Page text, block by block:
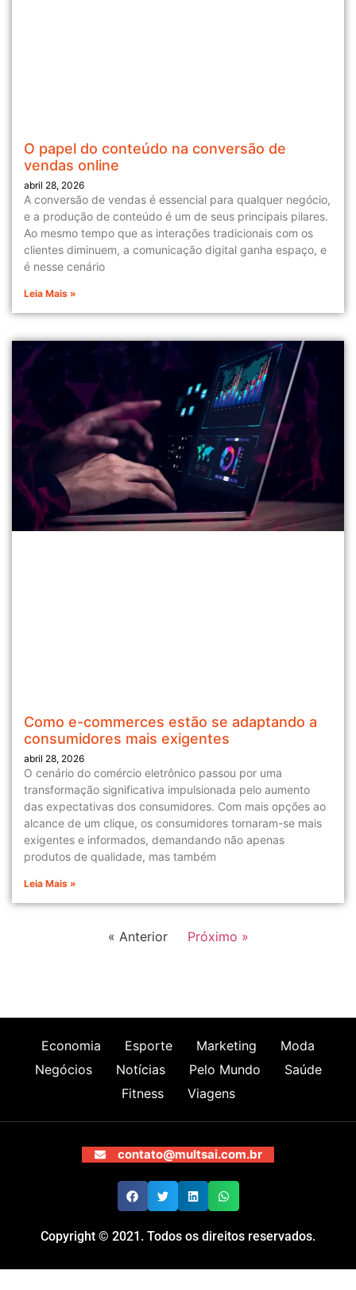
O papel do conteúdo na conversão de
vendas online
abril 28, 2026
A conversão de vendas é essencial para qualquer negócio,
e a produção de conteúdo é um de seus principais pilares.
Ao mesmo tempo que as interações tradicionais com os
clientes diminuem, a comunicação digital ganha espaço, e
é nesse cenário
Leia Mais »
Como e-commerces estão se adaptando a
consumidores mais exigentes
abril 28, 2026
O cenário do comércio eletrônico passou por uma
transformação significativa impulsionada pelo aumento
das expectativas dos consumidores. Com mais opções ao
alcance de um clique, os consumidores tornaram-se mais
exigentes e informados, demandando não apenas
produtos de qualidade, mas também
Leia Mais »
« Anterior Próximo »
Economia Esporte Marketing
Moda
Negócios
Notícias Pelo Mundo
Saúde
Fitness
Viagens
contato@multsai.com.br
Copyright © 2021. Todos os direitos reservados.